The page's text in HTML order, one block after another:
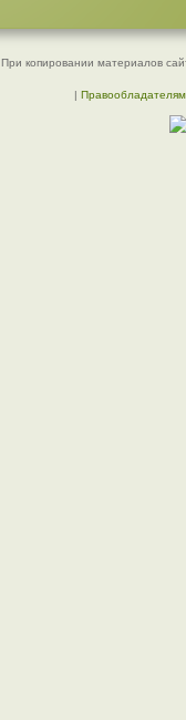
При копировании материалов
| Правообладателям